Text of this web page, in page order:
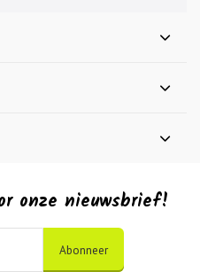
onze nieuwsbrief!
Abonneer